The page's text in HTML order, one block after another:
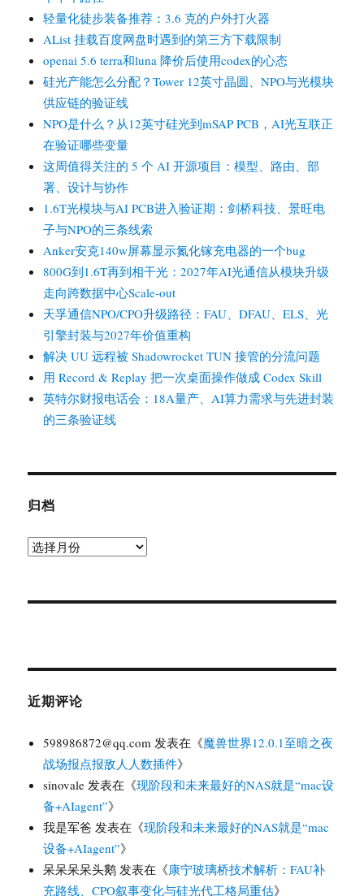
轻量化徒步装备推荐：3.6 克的户外打火器
AList 挂载百度网盘时遇到的第三方下载限制
openai 5.6 terra和luna 降价后使用codex的心态
硅光产能怎么分配？Tower 12英寸晶圆、NPO与光模块
供应链的验证线
NPO是什么？从12英寸硅光到mSAP PCB，AI光互联正
在验证哪些变量
这周值得关注的 5 个 AI 开源项目：模型、路由、部
署、设计与协作
1.6T光模块与AI PCB进入验证期：剑桥科技、景旺电
子与NPO的三条线索
Anker安克140w屏幕显示氮化镓充电器的一个bug
800G到1.6T再到相干光：2027年AI光通信从模块升级
走向跨数据中心Scale-out
天孚通信NPO/CPO升级路径：FAU、DFAU、ELS、光
引擎封装与2027年价值重构
解决 UU 远程被 Shadowrocket TUN 接管的分流问题
用 Record & Replay 把一次桌面操作做成 Codex Skill
英特尔财报电话会：18A量产、AI算力需求与先进封装
的三条验证线
归档
归
近期评论
598986872@qq.com 发表在《魔兽世界12.0.1至暗之夜
战场报点报敌人人数插件》
sinovale 发表在《现阶段和未来最好的NAS就是“mac设
备+AIagent”》
我是军爸 发表在《现阶段和未来最好的NAS就是“mac
设备+AIagent”》
呆呆呆呆头鹅 发表在《康宁玻璃桥技术解析：FAU补
充路线、CPO叙事变化与硅光代工格局重估》